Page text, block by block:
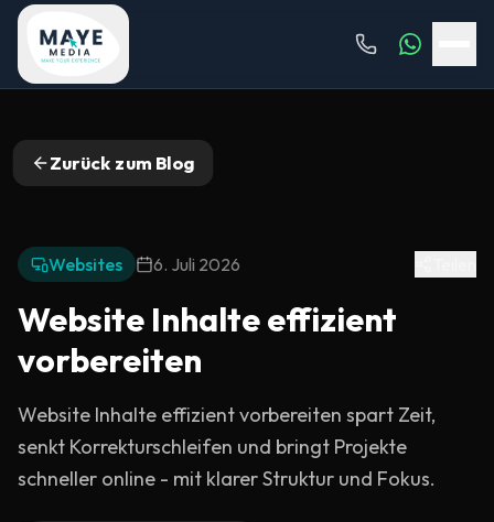
Zurück zum Blog
Websites 6. Juli 2026
Website Inhalte effizient
vorbereiten
Website Inhalte effizient vorbereiten spart Zeit,
senkt Korrekturschleifen und bringt Projekte
schneller online - mit klarer Struktur und Fokus.